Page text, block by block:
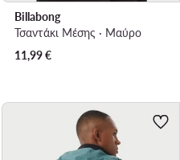
Billabong
Τσαντάκι Μέσης · Μαύρο
11,99€